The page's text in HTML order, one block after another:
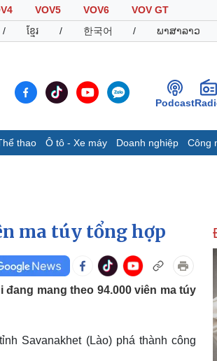
VOV5 VOV6
VOV GT
/ ខ្មែរ / 한국어 / ພາສາລາວ
Podcast
thao Ô tô - Xe máy Doanh nghiệp Công
Infographic
Ô tô - Xe máy
Tư vấn
Doanh
Thông tin
Doanh
Doanh
Vì cộng
ma túy tổng hợp
mang theo 94.000 viên ma túy
Savanakhet (Lào) phá thành công